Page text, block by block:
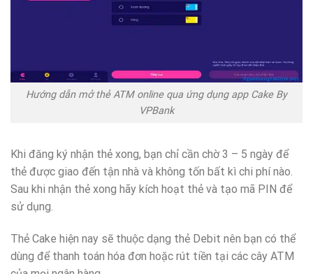
Hướng dẫn mở thẻ ATM online qua ứng dụng app Cake By
VPBank
Khi đăng ký nhận thẻ xong, bạn chỉ cần chờ 3 – 5 ngày để
thẻ được giao đến tận nhà và không tốn bất kì chi phí nào.
Sau khi nhận thẻ xong hãy kích hoạt thẻ và tạo mã PIN để
sử dụng.
Thẻ Cake hiện nay sẽ thuộc dạng thẻ Debit nên bạn có thể
dùng để thanh toán hóa đơn hoặc rút tiền tại các cây ATM